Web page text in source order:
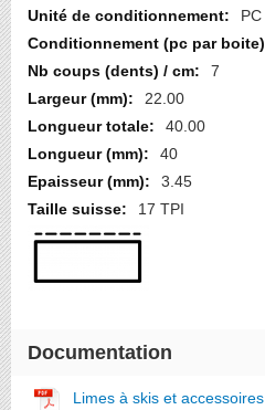
PC
7
22.00
40.00
40
3.45
17 TPI
Documentation
Limes à skis et accessoires